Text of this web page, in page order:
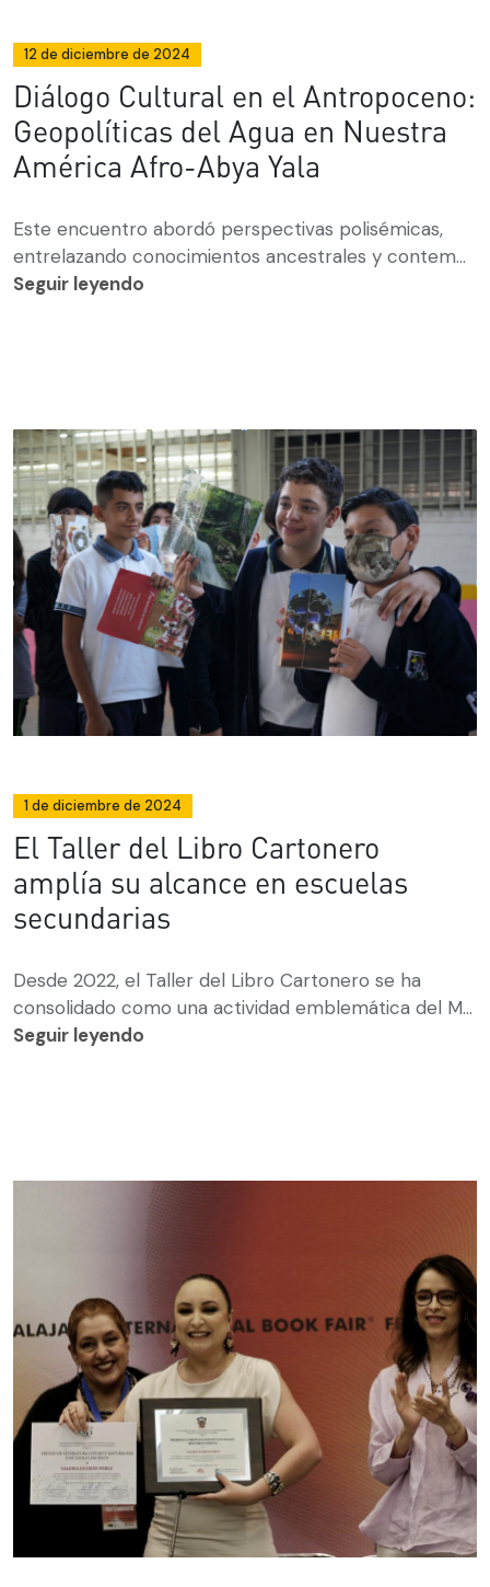
12 de diciembre de 2024
Diálogo Cultural en el Antropoceno:
Geopolíticas del Agua en Nuestra
América Afro-Abya Yala
Este encuentro abordó perspectivas polisémicas,
entrelazando conocimientos ancestrales y contem...
Seguir leyendo
1 de diciembre de 2024
El Taller del Libro Cartonero
amplía su alcance en escuelas
secundarias
Desde 2022, el Taller del Libro Cartonero se ha
consolidado como una actividad emblemática del M...
Seguir leyendo